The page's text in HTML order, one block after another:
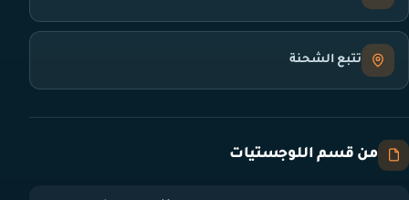
تتبع الشحنة
من قسم اللوجستيات